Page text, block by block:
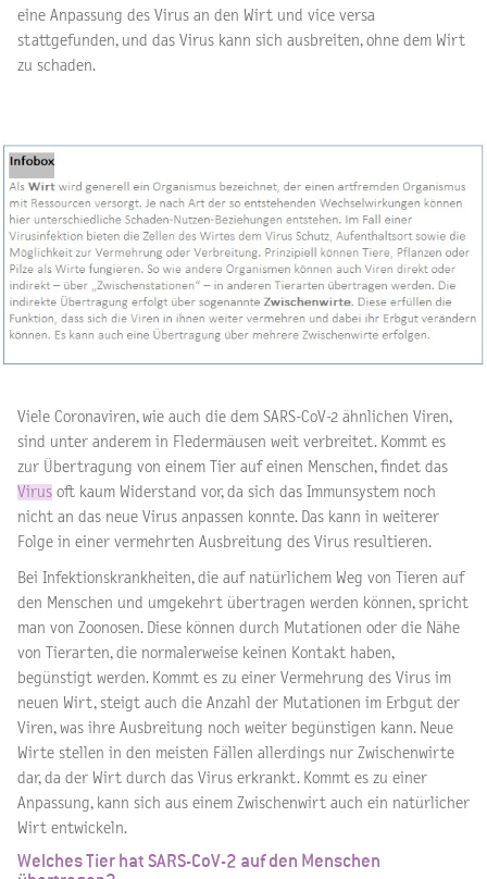
eine Anpassung des Virus an den Wirt und vice versa
stattgefunden, und das Virus kann sich ausbreiten, ohne dem Wirt
zu schaden.
Viele Coronaviren, wie auch die dem SARS-CoV-2 ähnlichen Viren,
sind unter anderem in Fledermäusen weit verbreitet. Kommt es
zur Übertragung von einem Tier auf einen Menschen, findet das
Virus oft kaum Widerstand vor, da sich das Immunsystem noch
nicht an das neue Virus anpassen konnte. Das kann in weiterer
Folge in einer vermehrten Ausbreitung des Virus resultieren.
Bei Infektionskrankheiten, die auf natürlichem Weg von Tieren auf
den Menschen und umgekehrt übertragen werden können, spricht
man von Zoonosen. Diese können durch Mutationen oder die Nähe
von Tierarten, die normalerweise keinen Kontakt haben,
begünstigt werden. Kommt es zu einer Vermehrung des Virus im
neuen Wirt, steigt auch die Anzahl der Mutationen im Erbgut der
Viren, was ihre Ausbreitung noch weiter begünstigen kann. Neue
Wirte stellen in den meisten Fällen allerdings nur Zwischenwirte
dar, da der Wirt durch das Virus erkrankt. Kommt es zu einer
Anpassung, kann sich aus einem Zwischenwirt auch ein natürlicher
Wirt entwickeln.
Welches Tier hat SARS-CoV-2 auf den Menschen